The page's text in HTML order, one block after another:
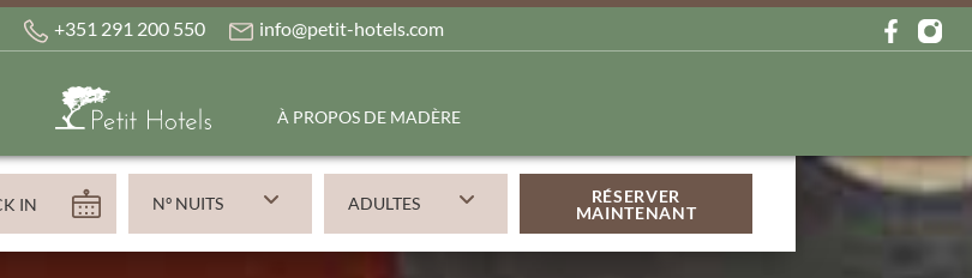
+351 291 200 550 info@petit-hotels.com
À PROPOS DE MADÈRE
RÉSERVER
MAINTENANT